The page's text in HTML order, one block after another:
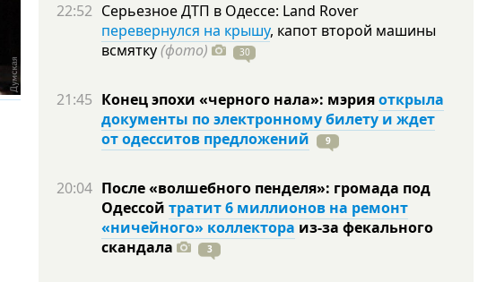
22:52 Серьезное ДТП в Одессе: Land Rover
перевернулся на крышу, капот второй машины
всмятку(фото) 30
21:45 Конец эпохи «черного нала»: мэрияоткрыла
документы по электронному билету и ждет
от одесситов предложений
9
20:04 После «волшебного пенделя»: громада под
Одессой тратит 6 миллионов на ремонт
«ничейного» коллектора из-за фекального
скандала
3